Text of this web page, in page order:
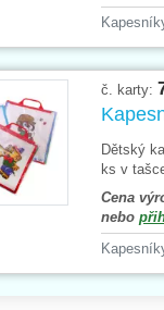
č. karty:
Dětský
ks v
Cena
nebo